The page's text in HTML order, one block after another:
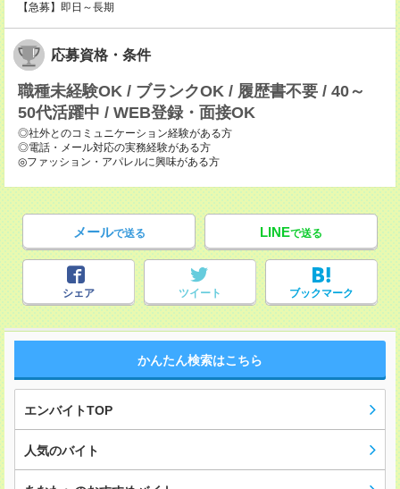
【急募】即日～長期
応募資格・条件
職種未経験OK / ブランクOK / 履歴書不要 / 40～
50代活躍中 / WEB登録・面接OK
◎社外とのコミュニケーション経験がある方
◎電話・メール対応の実務経験がある方
◎ファッション・アパレルに興味がある方
メールで送る LINEで送る
シェア ツイート ブックマーク
かんたん検索はこちら
エンバイトTOP
人気のバイト